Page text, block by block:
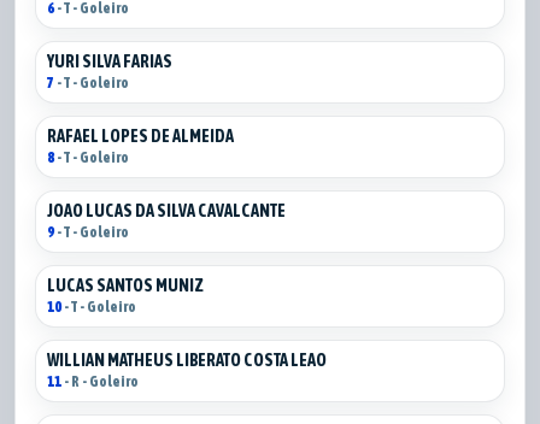
6- T - Goleiro
YURI SILVA FARIAS
7 - T - Goleiro
RAFAEL LOPES DE ALMEIDA
8- T - Goleiro
JOAO LUCAS DA SILVA CAVALCANTE
9- T - Goleiro
LUCAS SANTOS MUNIZ
10- T - Goleiro
WILLIAN MATHEUS LIBERATO COSTA LEAO
11 - R - Goleiro